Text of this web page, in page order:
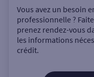
Vous avez un besoin
professionnelle ?
prenez rendez-vous
les informations
crédit.